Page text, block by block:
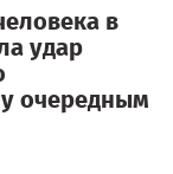
в
удар
очередным